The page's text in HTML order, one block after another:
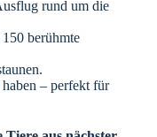
rund um die
berühmte
– perfekt für